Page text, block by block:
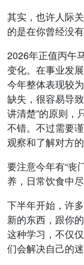
其实，也许人际
的是在你曾经没
2026年正值丙午
变化。在事业发
今年整体表现较
缺失，很容易导
讲清楚”的原则，
不错。不过需要
观察和了解对方
要注意今年有“丧
养，日常饮食中
下半年开始，许
新的东西，跟你
这种学习，不仅
们会解决自己的迷